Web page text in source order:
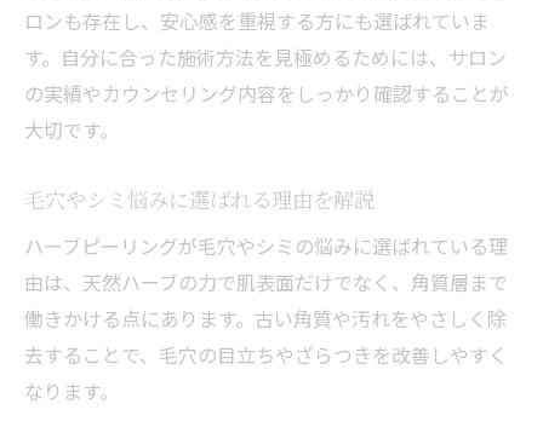
ロンも存在し、安心感を重視する方にも選ばれていま
す。自分に合った施術方法を見極めるためには、サロン
の実績やカウンセリング内容をしっかり確認することが
大切です。
毛穴やシミ悩みに選ばれる理由を解説
ハーブピーリングが毛穴やシミの悩みに選ばれている理
由は、天然ハーブの力で肌表面だけでなく、角質層まで
働きかける点にあります。古い角質や汚れをやさしく除
去することで、毛穴の目立ちやざらつきを改善しやすく
なります。